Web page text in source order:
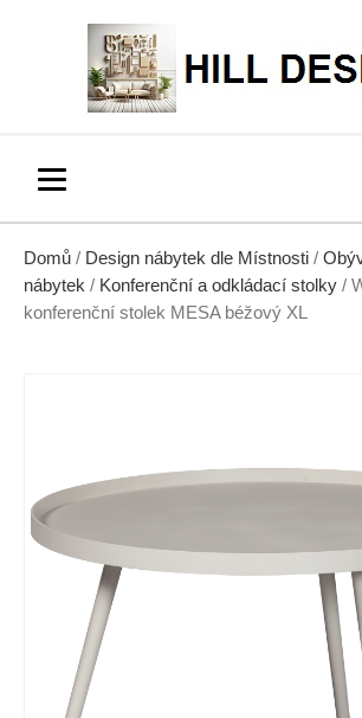
Domů / Design nábytek dle Místnosti /
nábytek / Konferenční a odkládací stolky /
konferenční stolek MESA béžový XL